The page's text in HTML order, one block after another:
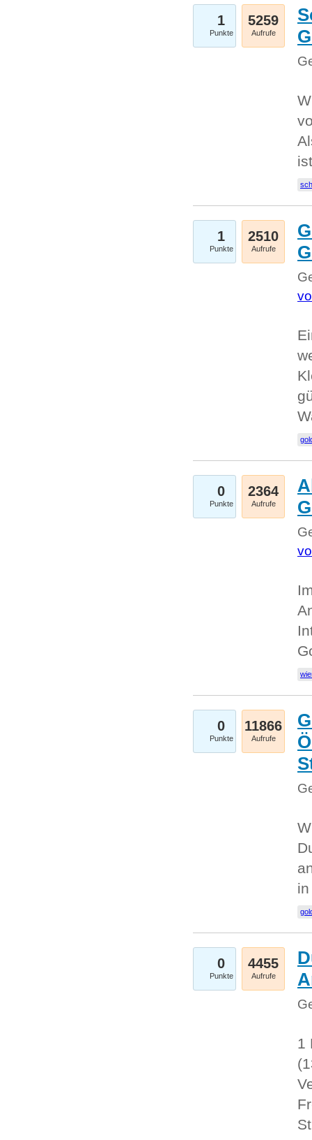
1
Punkte
5259
Aufrufe
1
Punkte
2510
Aufrufe
0
Punkte
2364
Aufrufe
0
Punkte
11866
Aufrufe
0
Punkte
4455
Aufrufe
1